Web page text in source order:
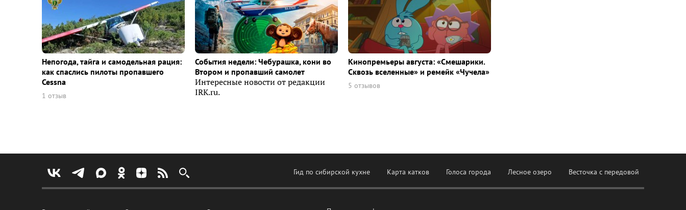
Непогода, тайга и самодельная рация:
как спаслись пилоты пропавшего
Cessna
1 отзыв
События недели: Чебурашка, кони во
Втором и пропавший самолет
Интересные новости от редакции
IRK.ru.
Кинопремьеры августа: «Смешарики.
Сквозь вселенные» и ремейк «Чучела»
5 отзывов
Гид по сибирской кухне Карта катков Голоса города Лесное озеро Весточка с передовой